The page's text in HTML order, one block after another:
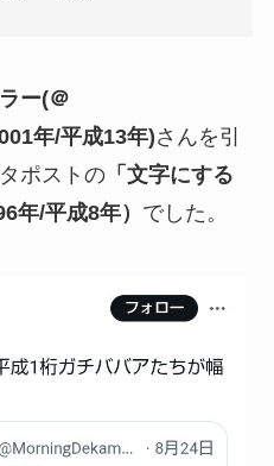
ー(＠
年/平成13年)さんを引
ポストの「文字にする
年/平成8年） でした。